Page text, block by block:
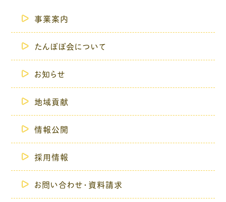
事業案内
たんぽぽ会について
お知らせ
地域貢献
情報公開
採用情報
お問い合わせ・資料請求